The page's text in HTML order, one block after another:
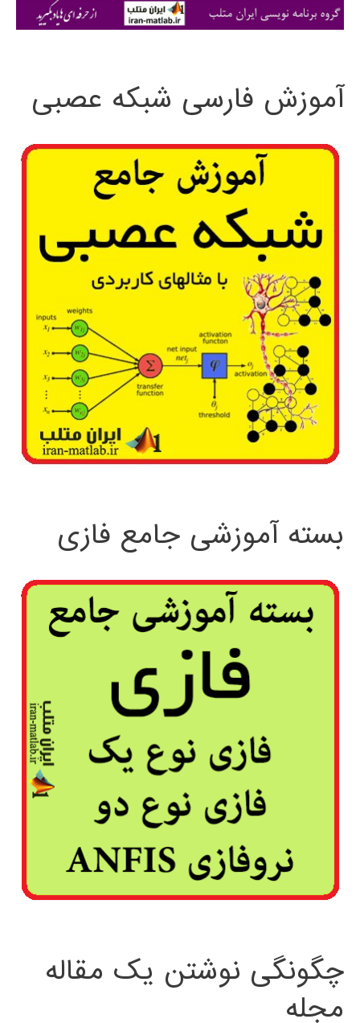
ی
آموزش فارسی شبکه عصبی
بسته آموزشی جامع فازی
چگونگی نوشتن یک مقاله
مجله